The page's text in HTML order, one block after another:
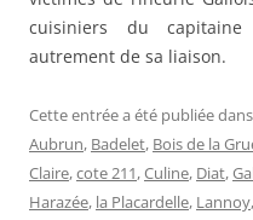
cuisiniers du
autrement de sa liaison.
Cette entrée a été publiée dans
Aubrun, Badelet, Bois de la
Claire,cote 211,Culine, Diat,
Harazée, la Placardelle, Lannoy,